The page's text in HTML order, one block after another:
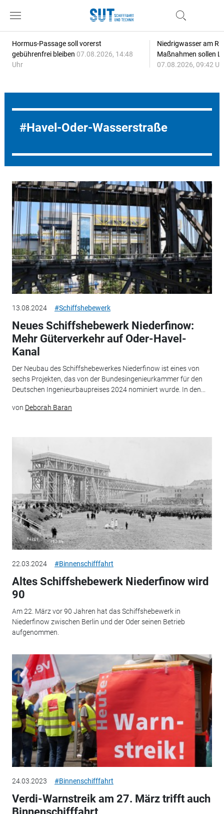
Hormus-Passage soll vorerst
gebührenfrei bleiben 07.08.2026, 14:48
Uhr
Niedrigwasser am
Maßnahmen sollen
07.08.2026, 09:42
Havel-Oder-Wasserstraße
13.08.2024 #Schiffshebewerk
Neues Schiffshebewerk Niederfinow:
Mehr Güterverkehr auf Oder-Havel-
Kanal
Der Neubau des Schiffshebewerkes Niederfinow ist eines von
sechs Projekten, das von der Bundesingenieurkammer für den
Deutschen Ingenieurbaupreises 2024 nominiert wurde. In den...
von Deborah Baran
22.03.2024 #Binnenschifffahrt
Altes Schiffshebewerk Niederfinow wird
90
Am 22. März vor 90 Jahren hat das Schiffshebewerk in
Niederfinow zwischen Berlin und der Oder seinen Betrieb
aufgenommen.
24.03.2023 #Binnenschifffahrt
Verdi-Warnstreik am 27. März trifft auch